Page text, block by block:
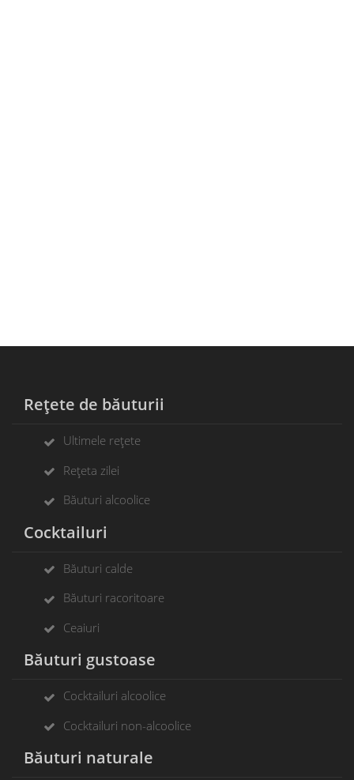
Rețete de băuturii
Ultimele rețete
Rețeta zilei
Băuturi alcoolice
Cocktailuri
Băuturi calde
Băuturi racoritoare
Ceaiuri
Băuturi gustoase
Cocktailuri alcoolice
Cocktailuri non-alcoolice
Băuturi naturale